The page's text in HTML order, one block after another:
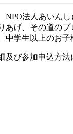
NPO法人あいん
あげ、その道の
学生以上のお
及び参加申込方法